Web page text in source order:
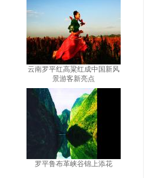
云南罗平红高粱红成中国新风
景游客新亮点
罗平鲁布革峡谷锦上添花